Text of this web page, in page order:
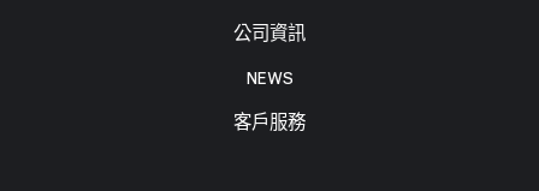
公司資訊
NEWS
客戶服務